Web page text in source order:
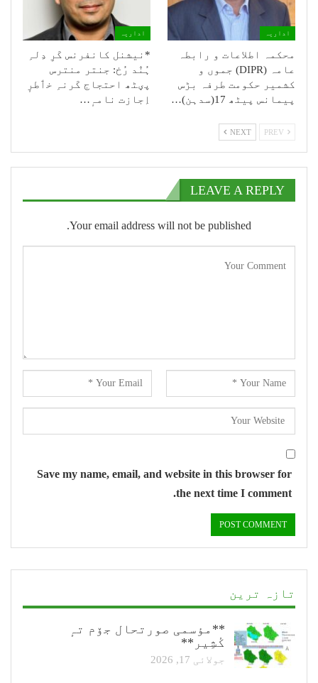
اداریہ
محکمہ اطلاعات و رابطہ
عامہ (DIPR) جموں و
کشمیر حکومت طرفہ بڑس
پیمانس پیٹھ 17(سدہن)…
اداریہ
*نیشنل کانفرنس کَرِ دِلہِ
ہُنٛد رُخ: جنتر منترس
پؠٹھ احتجاج کَرنہِ خٲطرٕ
اِجازت نامہٕ…
NEXT
LEAVE A REPLY
Your email address will not be published.
Save my name, email, and website in this browser for
the next time I comment.
تازہ ترین
**مؤسمی صورتحال جۆم تہٕ
کٔشِیر**
جولائی 17, 2026